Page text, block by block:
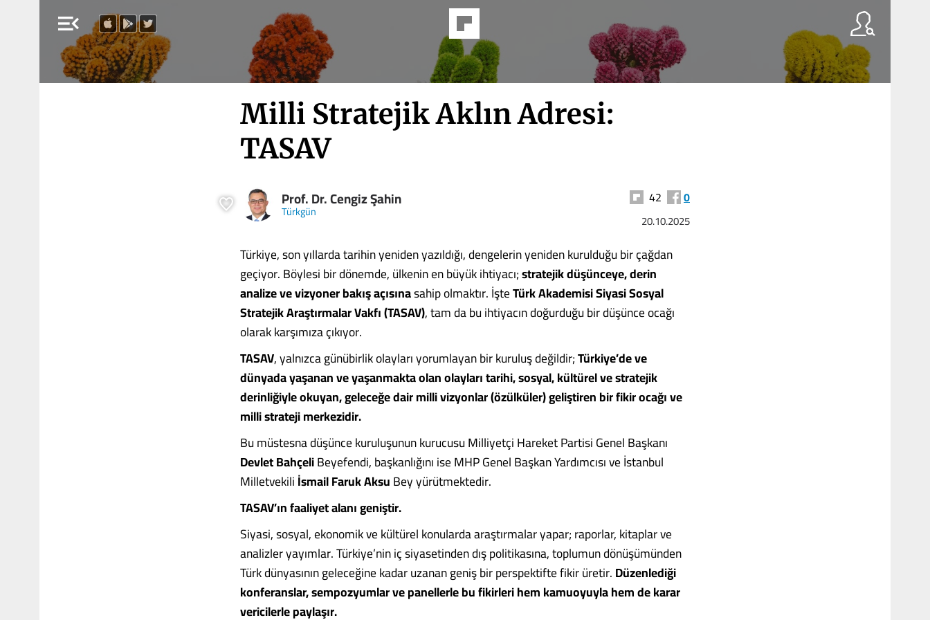
menu_open
Milli Stratejik Aklın Adresi:
TASAV
Prof. Dr. Cengiz Şahin
Türkgün
42 0
20.10.2025
Türkiye, son yıllarda tarihin yeniden yazıldığı, dengelerin yeniden kurulduğu bir çağdan
geçiyor. Böylesi bir dönemde, ülkenin en büyük ihtiyacı;stratejik düşünceye, derin
analize ve vizyoner bakış açısınasahip olmaktır. İşteTürk Akademisi Siyasi Sosyal
Stratejik Araştırmalar Vakfı (TASAV), tam da bu ihtiyacın doğurduğu bir düşünce ocağı
olarak karşımıza çıkıyor.
TASAV, yalnızca günübirlik olayları yorumlayan bir kuruluş değildir;Türkiye’de ve
dünyada yaşanan ve yaşanmakta olan olayları tarihi, sosyal, kültürel ve stratejik
derinliğiyle okuyan, geleceğe dair milli vizyonlar (özülküler) geliştiren bir fikir ocağı ve
milli strateji merkezidir.
Bu müstesna düşünce kuruluşunun kurucusu Milliyetçi Hareket Partisi Genel Başkanı
Devlet BahçeliBeyefendi, başkanlığını ise MHP Genel Başkan Yardımcısı ve İstanbul
Milletvekiliİsmail Faruk AksuBey yürütmektedir.
TASAV’ın faaliyet alanı geniştir.
Siyasi, sosyal, ekonomik ve kültürel konularda araştırmalar yapar; raporlar, kitaplar ve
analizler yayımlar. Türkiye’nin iç siyasetinden dış politikasına, toplumun dönüşümünden
Türk dünyasının geleceğine kadar uzanan geniş bir perspektifte fikir üretir.Düzenlediği
konferanslar, sempozyumlar ve panellerle bu fikirleri hem kamuoyuyla hem de karar
vericilerle paylaşır.